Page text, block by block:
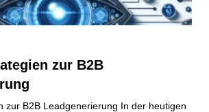
zur B2B
zur B2B Leadgenerierung In der heutigen